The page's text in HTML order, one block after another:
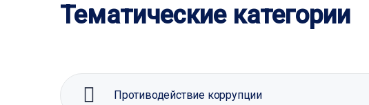
Тематические категории
Противодействие коррупции